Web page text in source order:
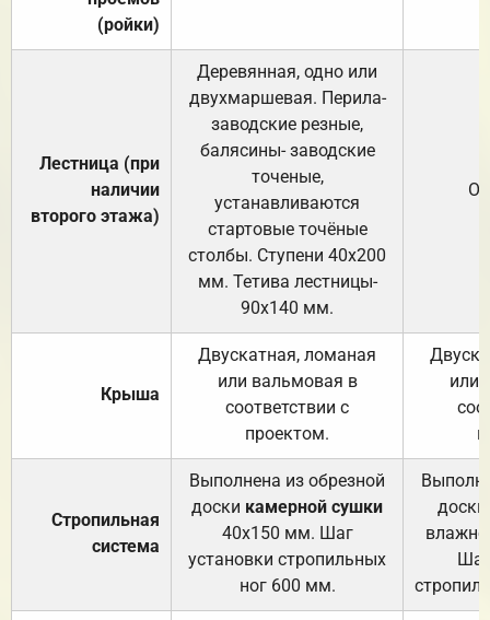
(ройки)
Лестница (при
наличии
второго этажа)
Деревянная, одно или
двухмаршевая. Перила-
заводские резные,
балясины- заводские
точеные,
устанавливаются
стартовые точёные
столбы. Ступени 40х200
мм. Тетива лестницы-
90х140 мм.
Крыша
Двускатная, ломаная
или вальмовая в
соответствии с
проектом.
или
Стропильная
система
Выполнена из обрезной
доски камерной сушки
40х150 мм. Шаг
установки стропильных
ног 600 мм.
доски